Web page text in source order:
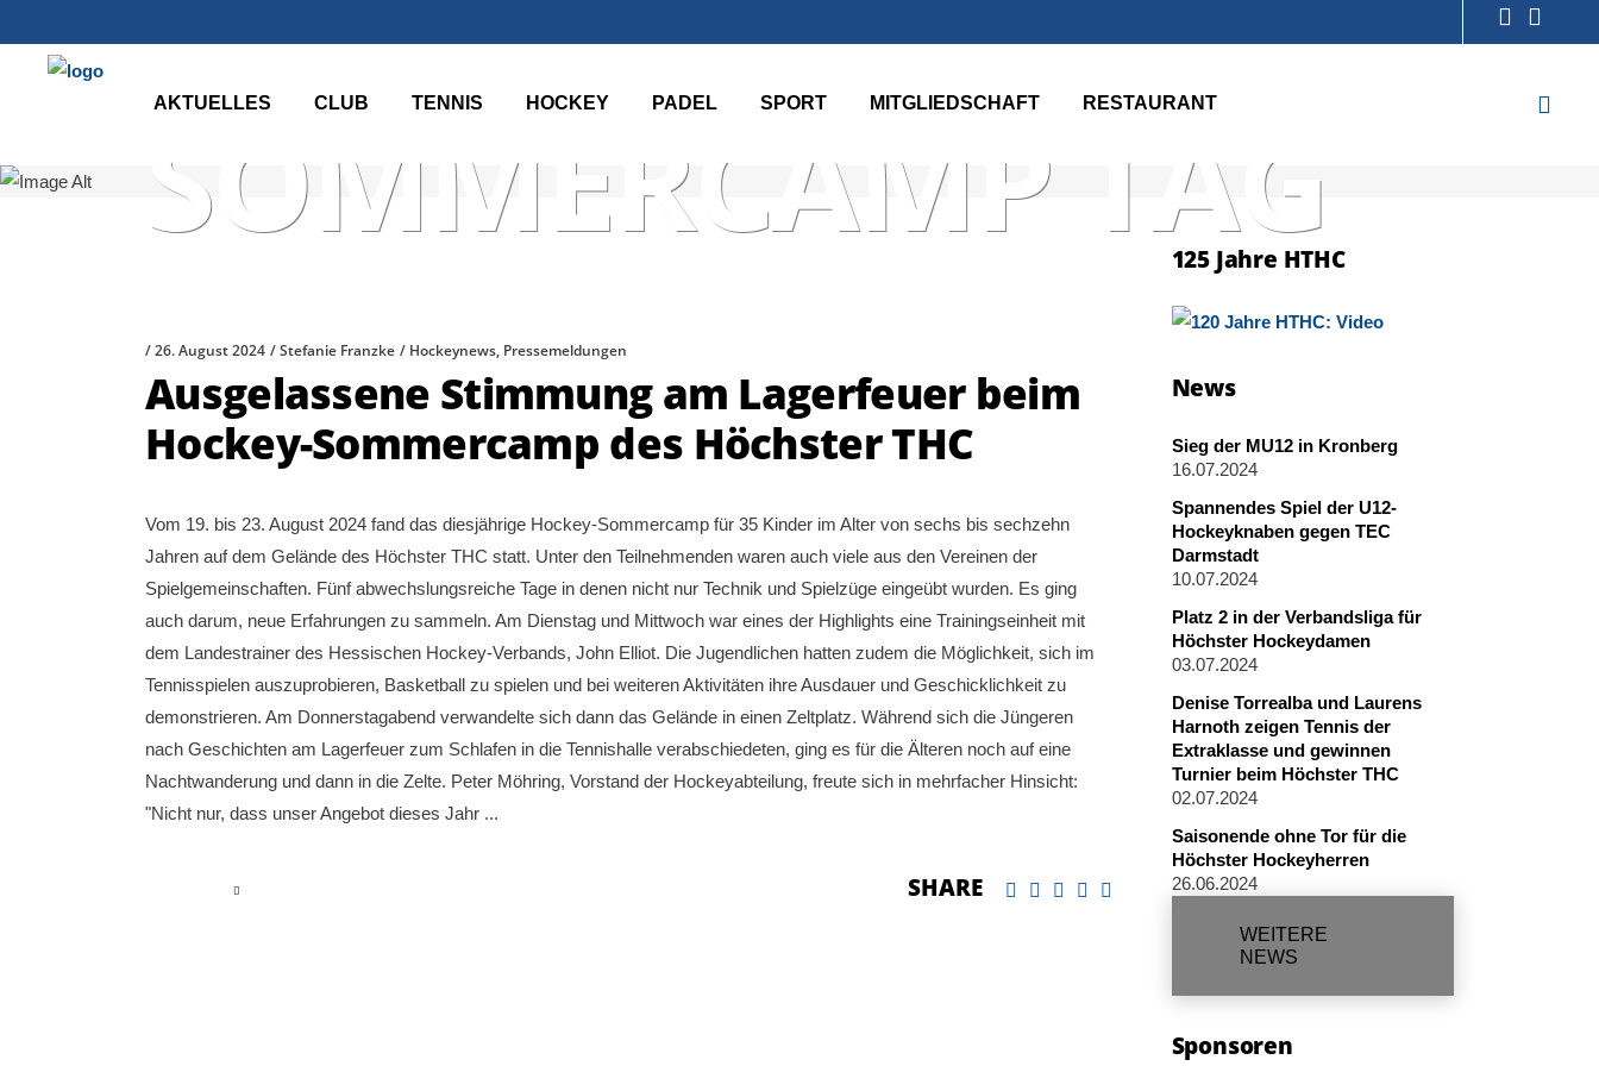
AKTUELLES CLUB TENNIS HOCKEY PADEL SPORT MITGLIEDSCHAFT RESTAURANT
SOMMERCAMP TAG
26. August 2024 Stefanie Franzke Hockeynews, Pressemeldungen
Ausgelassene Stimmung am Lagerfeuer beim
Hockey-Sommercamp des Höchster THC
Vom 19. bis 23. August 2024 fand das diesjährige Hockey-Sommercamp für 35 Kinder im Alter von sechs bis sechzehn
Jahren auf dem Gelände des Höchster THC statt. Unter den Teilnehmenden waren auch viele aus den Vereinen der
Spielgemeinschaften. Fünf abwechslungsreiche Tage in denen nicht nur Technik und Spielzüge eingeübt wurden. Es ging
auch darum, neue Erfahrungen zu sammeln. Am Dienstag und Mittwoch war eines der Highlights eine Trainingseinheit mit
dem Landestrainer des Hessischen Hockey-Verbands, John Elliot. Die Jugendlichen hatten zudem die Möglichkeit, sich im
Tennisspielen auszuprobieren, Basketball zu spielen und bei weiteren Aktivitäten ihre Ausdauer und Geschicklichkeit zu
demonstrieren. Am Donnerstagabend verwandelte sich dann das Gelände in einen Zeltplatz. Während sich die Jüngeren
nach Geschichten am Lagerfeuer zum Schlafen in die Tennishalle verabschiedeten, ging es für die Älteren noch auf eine
Nachtwanderung und dann in die Zelte. Peter Möhring, Vorstand der Hockeyabteilung, freute sich in mehrfacher Hinsicht:
"Nicht nur, dass unser Angebot dieses Jahr
SHARE
125 Jahre HTHC
News
Sieg der MU12 in Kronberg
16.07.2024
Spannendes Spiel der U12-
Hockeyknaben gegen TEC
Darmstadt
10.07.2024
Platz 2 in der Verbandsliga für
Höchster Hockeydamen
03.07.2024
Denise Torrealba und Laurens
Harnoth zeigen Tennis der
Extraklasse und gewinnen
Turnier beim Höchster THC
02.07.2024
Saisonende ohne Tor für die
Höchster Hockeyherren
26.06.2024
WEITERE
NEWS
Sponsoren